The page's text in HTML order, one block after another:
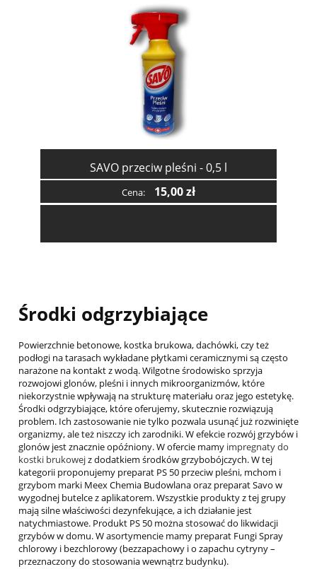
SAVO przeciw pleśni - 0,5 l
Cena: 15,00 zł
Środki odgrzybiające
Powierzchnie betonowe, kostka brukowa, dachówki, czy też
podłogi na tarasach wykładane płytkami ceramicznymi są często
narażone na kontakt z wodą. Wilgotne środowisko sprzyja
rozwojowi glonów, pleśni i innych mikroorganizmów, które
niekorzystnie wpływają na strukturę materiału oraz jego estetykę.
Środki odgrzybiające, które oferujemy, skutecznie rozwiązują
problem. Ich zastosowanie nie tylko pozwala usunąć już rozwinięte
organizmy, ale też niszczy ich zarodniki. W efekcie rozwój grzybów i
glonów jest znacznie opóźniony. W ofercie mamy impregnaty do
kostki brukowejz dodatkiem środków grzybobójczych. W tej
kategorii proponujemy preparat PS 50 przeciw pleśni, mchom i
grzybom marki Meex Chemia Budowlana oraz preparat Savo w
wygodnej butelce z aplikatorem. Wszystkie produkty z tej grupy
mają silne właściwości dezynfekujące, a ich działanie jest
natychmiastowe. Produkt PS 50 można stosować do likwidacji
grzybów w domu. W asortymencie mamy preparat Fungi Spray
chlorowy i bezchlorowy (bezzapachowy i o zapachu cytryny –
przeznaczony do stosowania wewnątrz budynku).